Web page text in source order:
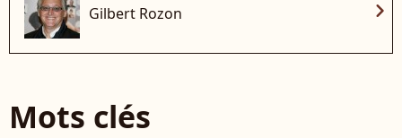
Gilbert Rozon chevron_right
Mots clés